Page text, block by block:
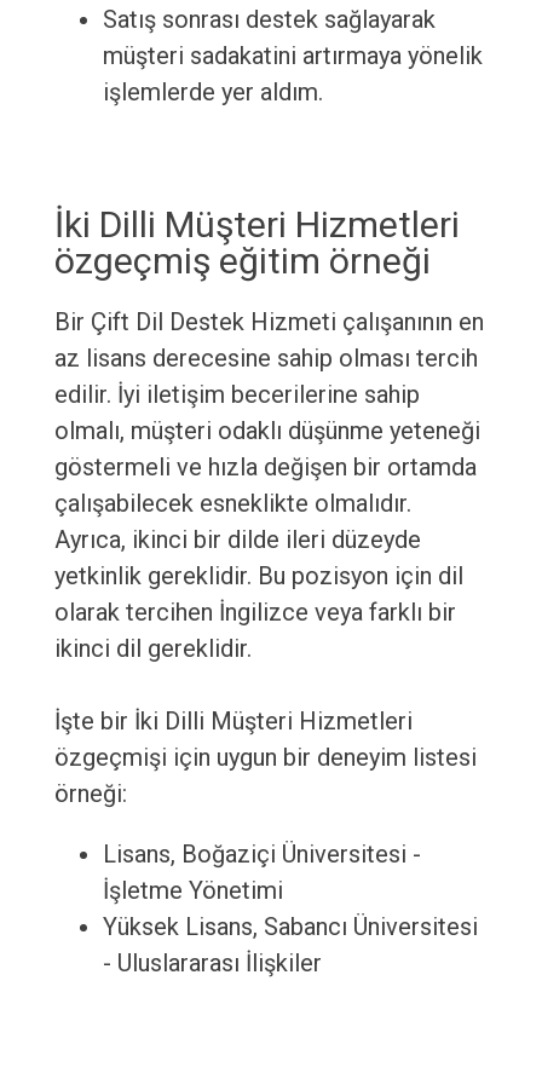
Satış sonrası destek sağlayarak
müşteri sadakatini artırmaya yönelik
işlemlerde yer aldım.
İki Dilli Müşteri Hizmetleri
özgeçmiş eğitim örneği
Bir Çift Dil Destek Hizmeti çalışanının en
az lisans derecesine sahip olması tercih
edilir. İyi iletişim becerilerine sahip
olmalı, müşteri odaklı düşünme yeteneği
göstermeli ve hızla değişen bir ortamda
çalışabilecek esneklikte olmalıdır.
Ayrıca, ikinci bir dilde ileri düzeyde
yetkinlik gereklidir. Bu pozisyon için dil
olarak tercihen İngilizce veya farklı bir
ikinci dil gereklidir.
İşte bir İki Dilli Müşteri Hizmetleri
özgeçmişi için uygun bir deneyim listesi
örneği:
Lisans, Boğaziçi Üniversitesi -
İşletme Yönetimi
Yüksek Lisans, Sabancı Üniversitesi
- Uluslararası İlişkiler